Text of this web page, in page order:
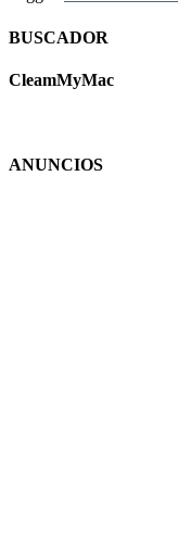
BUSCADOR
CleamMyMac
ANUNCIOS